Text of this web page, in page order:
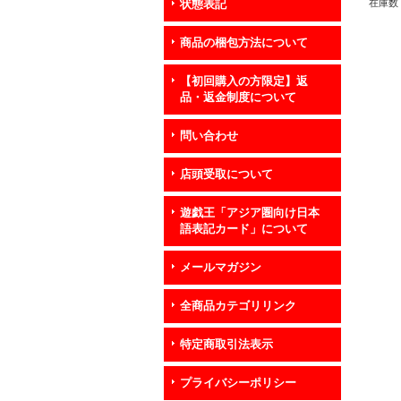
状態表記
商品の梱包方法について
【初回購入の方限定】返
品・返金制度について
問い合わせ
店頭受取について
遊戯王「アジア圏向け日本
語表記カード」について
メールマガジン
全商品カテゴリリンク
特定商取引法表示
プライバシーポリシー
在庫数